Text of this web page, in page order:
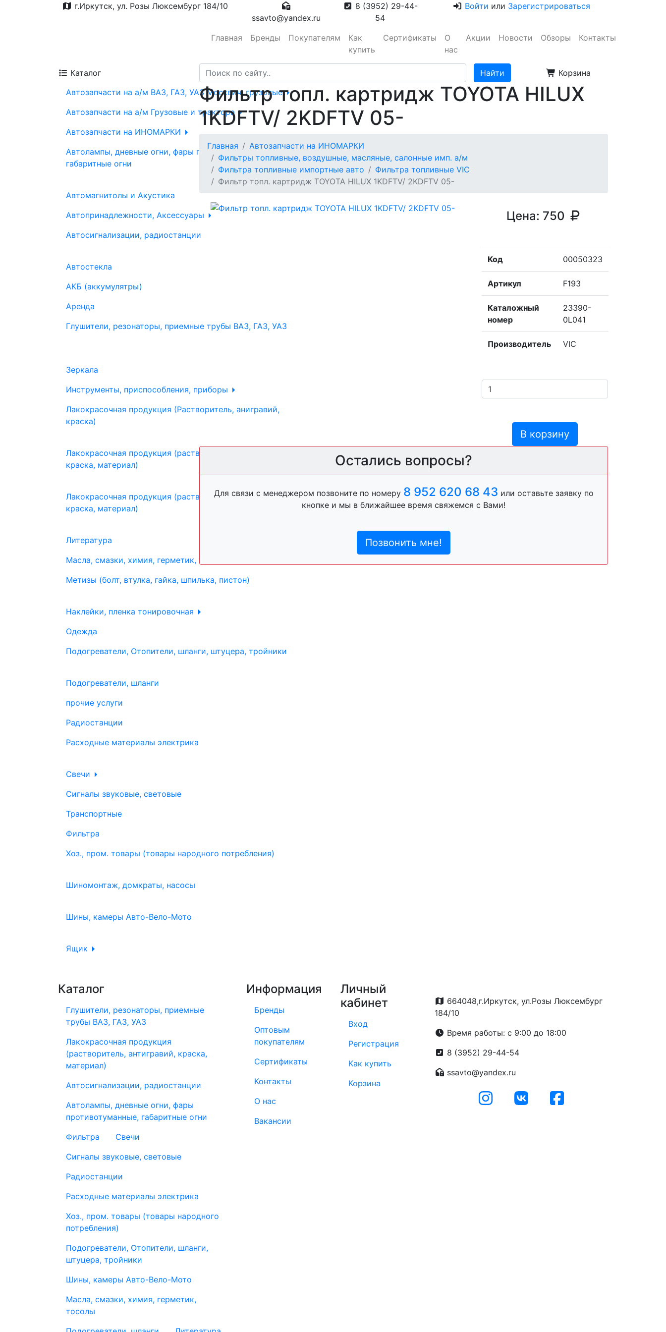
г.Иркутск, ул. Розы Люксембург 184/10
ssavto@yandex.ru
8 (3952) 29-44-
54
Войти или Зарегистрироваться
Главная Бренды Покупателям
Как
купить
Сертификаты
О
нас
Акции Новости Обзоры Контакты
Каталог
Корзина
Автозапчасти на а/м ВАЗ, ГАЗ, УАЗ Москвич, грузовые
Автозапчасти на а/м Грузовые и трактора
Автозапчасти на ИНОМАРКИ
Автолампы, дневные огни, фары противотуманные,
габаритные огни
Автомагнитолы и Акустика
Автопринадлежности, Аксессуары
Автосигнализации, радиостанции
Автостекла
АКБ (аккумулятры)
Аренда
Глушители, резонаторы, приемные трубы ВАЗ, ГАЗ, УАЗ
Зеркала
Инструменты, приспособления, приборы
Лакокрасочная продукция (Растворитель, анигравий,
краска)
Лакокрасочная продукция (растворитель, анигравий,
краска, материал)
Лакокрасочная продукция (растворитель, антигравий,
краска, материал)
Литература
Масла, смазки, химия, герметик, тосолы
Метизы (болт, втулка, гайка, шпилька, пистон)
Наклейки, пленка тонировочная
Одежда
Подогреватели, Отопители, шланги, штуцера, тройники
Подогреватели, шланги
прочие услуги
Радиостанции
Расходные материалы электрика
Свечи
Сигналы звуковые, световые
Транспортные
Фильтра
Хоз., пром. товары (товары народного потребления)
Шиномонтаж, домкраты, насосы
Шины, камеры Авто-Вело-Мото
Ящик
Фильтр топл. картридж TOYOTA HILUX
1KDFTV/ 2KDFTV 05-
Главная
Автозапчасти на ИНОМАРКИ
Фильтры топливные, воздушные, масляные, салонные имп. а/м
Фильтра топливные импортные авто
Фильтра топливные VIC
Фильтр топл. картридж TOYOTA HILUX 1KDFTV/ 2KDFTV 05-
Цена: 750
Код 00050323
Артикул F193
Каталожный
номер
23390-
0L041
Производитель VIC
В корзину
Остались вопросы?
Для связи с менеджером позвоните по номеру 8 952 620 68 43 или оставьте заявку по
кнопке и мы в ближайшее время свяжемся с Вами!
Позвонить мне!
Каталог
Глушители, резонаторы, приемные
трубы ВАЗ, ГАЗ, УАЗ
Лакокрасочная продукция
(растворитель, антигравий, краска,
материал)
Автосигнализации, радиостанции
Автолампы, дневные огни, фары
противотуманные, габаритные огни
Фильтра
Свечи
Сигналы звуковые, световые
Радиостанции
Расходные материалы электрика
Хоз., пром. товары (товары народного
потребления)
Подогреватели, Отопители, шланги,
штуцера, тройники
Шины, камеры Авто-Вело-Мото
Масла, смазки, химия, герметик,
тосолы
Информация
Бренды
Оптовым
покупателям
Сертификаты
Контакты
О нас
Вакансии
Личный
кабинет
Вход
Регистрация
Как купить
Корзина
664048,г.Иркутск, ул.Розы Люксембург
184/10
Время работы: с 9:00 до 18:00
8 (3952) 29-44-54
ssavto@yandex.ru